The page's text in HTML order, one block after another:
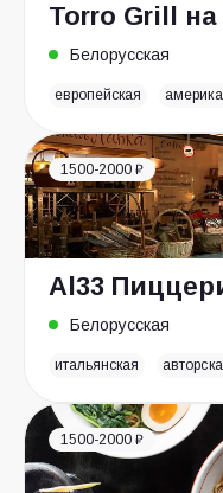
Torro Grill
Белорусская
европейская
1500-2000 ₽
Al33
Белорусская
итальянская
1500-2000 ₽